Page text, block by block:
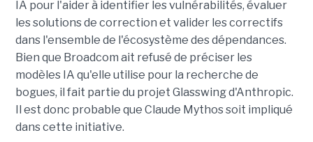
IA pour l'aider à identifier les vulnérabilités, évaluer
les solutions de correction et valider les correctifs
dans l'ensemble de l'écosystème des dépendances.
Bien que Broadcom ait refusé de préciser les
modèles IA qu'elle utilise pour la recherche de
bogues, il fait partie du projet Glasswing d'Anthropic.
Il est donc probable que Claude Mythos soit impliqué
dans cette initiative.